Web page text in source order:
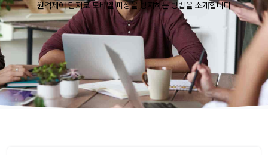
원격제어 탐지로 모바일 피싱을 방지하는 방법을 소개합니다